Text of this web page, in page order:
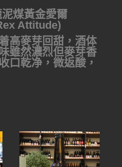
煤黃金愛爾
Attitude)
高麥芽回甜，酒体
雖然濃烈但麥芽香
口乾净，微返酸，